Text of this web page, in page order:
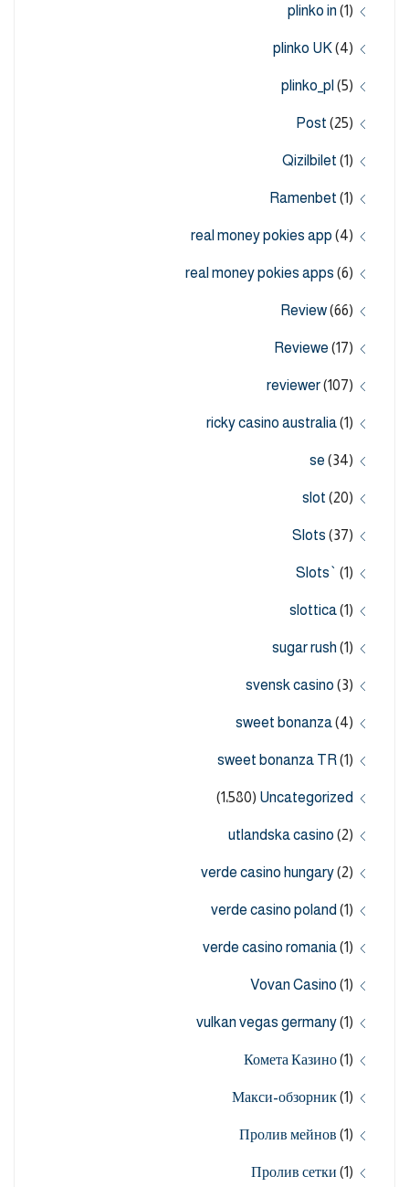
plinko in (1)
plinko UK(4)
plinko_pl (5)
Post (25)
Qizilbilet (1)
Ramenbet (1)
real money pokies app (4)
real money pokies apps (6)
Review(66)
Reviewe (17)
reviewer(107)
ricky casino australia(1)
se (34)
slot (20)
Slots (37)
Slots` (1)
slottica(1)
sugar rush (1)
svensk casino (3)
sweet bonanza(4)
sweet bonanza TR(1)
Uncategorized (1٬580)
utlandska casino (2)
verde casino hungary(2)
verde casino poland (1)
verde casino romania(1)
Vovan Casino (1)
vulkan vegas germany(1)
Комета Казино(1)
Макси-обзорник(1)
Пролив мейнов (1)
Пролив сетки (1)